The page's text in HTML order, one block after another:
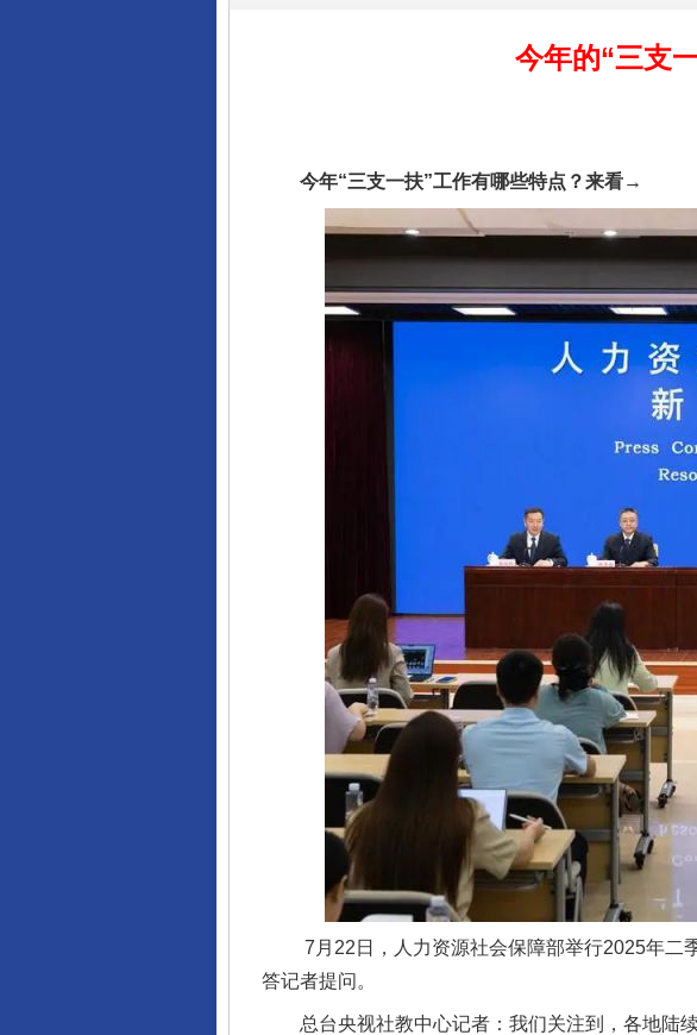
今年的“三支
今年“三支一扶”工作有哪些特点？来看→
7月22日，人力资源社会保障部举行2025年二季
答记者提问。
总台央视社教中心记者：我们关注到，各地陆续